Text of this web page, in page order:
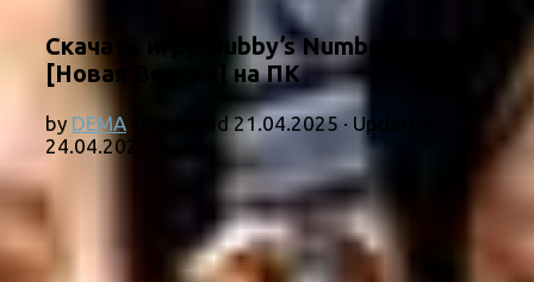
Скачать игру Nubby’s Number Factory
[Новая Версия] на ПК
by DEMA · Published21.04.2025· Updated
24.04.2025